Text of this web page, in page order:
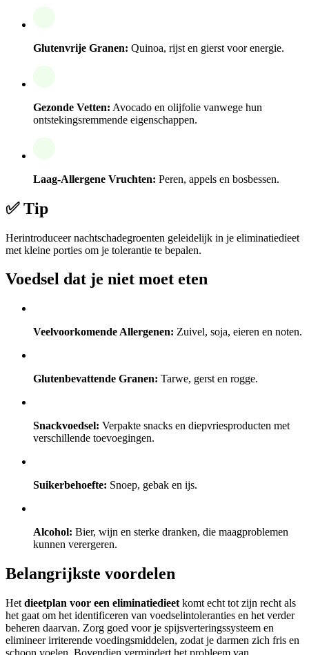
Glutenvrije Granen: Quinoa, rijst en gierst voor energie.
Gezonde Vetten: Avocado en olijfolie vanwege hun
ontstekingsremmende eigenschappen.
Laag-Allergene Vruchten: Peren, appels en bosbessen.
✅ Tip
Herintroduceer nachtschadegroenten geleidelijk in je eliminatiedieet
met kleine porties om je tolerantie te bepalen.
Voedsel dat je niet moet eten
Veelvoorkomende Allergenen: Zuivel, soja, eieren en noten.
Glutenbevattende Granen: Tarwe, gerst en rogge.
Snackvoedsel: Verpakte snacks en diepvriesproducten met
verschillende toevoegingen.
Suikerbehoefte: Snoep, gebak en ijs.
Alcohol: Bier, wijn en sterke dranken, die maagproblemen
kunnen verergeren.
Belangrijkste voordelen
Het dieetplan voor een eliminatiedieet komt echt tot zijn recht als
het gaat om het identificeren van voedselintoleranties en het verder
beheren daarvan. Zorg goed voor je spijsverteringssysteem en
elimineer irriterende voedingsmiddelen, zodat je darmen zich fris en